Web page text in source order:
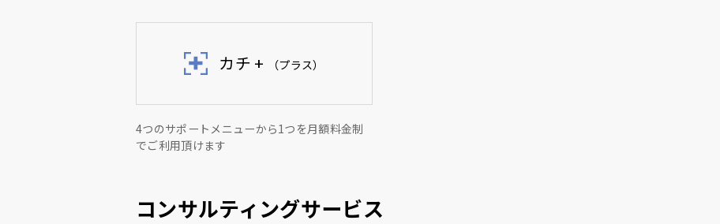
カチ + （プラス）
4つのサポートメニューから1つを月額料金制
でご利用頂けます
コンサルティングサービス